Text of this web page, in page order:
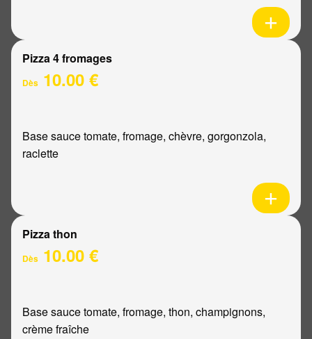
Pizza 4 fromages
Dès 10.00 €
Base sauce tomate, fromage, chèvre, gorgonzola,
raclette
Pizza thon
Dès 10.00 €
Base sauce tomate, fromage, thon, champignons,
crème fraîche